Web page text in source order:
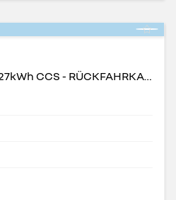
ELECTRIC ESSENTIAL 27kWh CCS - RÜCKFAHRKAMERA